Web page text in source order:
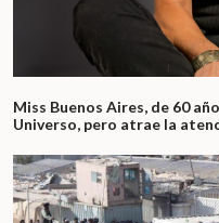
Miss Buenos Aires, de 60
Universo, pero atrae la